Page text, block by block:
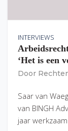
INTERVIEWS
‘Het is een
Door
Saar van
van BINGH
jaar werkzaam